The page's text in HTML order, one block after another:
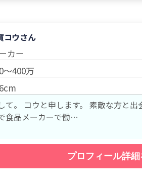
コウさん
カー
～400万
ます。 素敵な方と出会えたらと思い、登録しました。 佐
食品メーカーで働…
プロフィール詳